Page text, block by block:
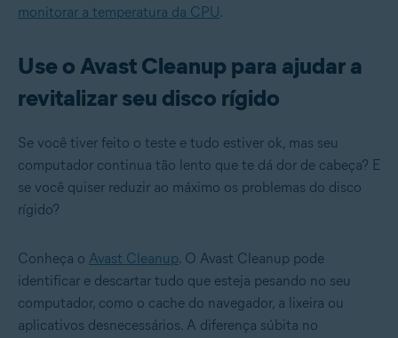
monitorar a temperatura da CPU.
Use o Avast Cleanup para ajudar a
revitalizar seu disco rígido
Se você tiver feito o teste e tudo estiver ok, mas seu
computador continua tão lento que te dá dor de cabeça? E
se você quiser reduzir ao máximo os problemas do disco
rígido?
Conheça o Avast Cleanup. O Avast Cleanup pode
identificar e descartar tudo que esteja pesando no seu
computador, como o cache do navegador, a lixeira ou
aplicativos desnecessários. A diferença súbita no